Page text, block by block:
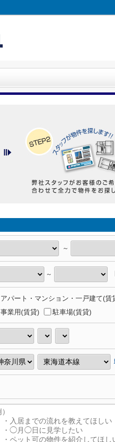
～
～
アパート・マンション・一戸建て(賃
事業用(賃貸)
駐車場(賃貸)